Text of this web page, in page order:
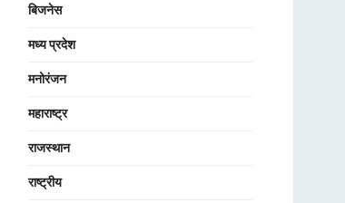
बिजनेस
मध्य प्रदेश
मनोरंजन
महाराष्ट्र
राजस्थान
राष्ट्रीय